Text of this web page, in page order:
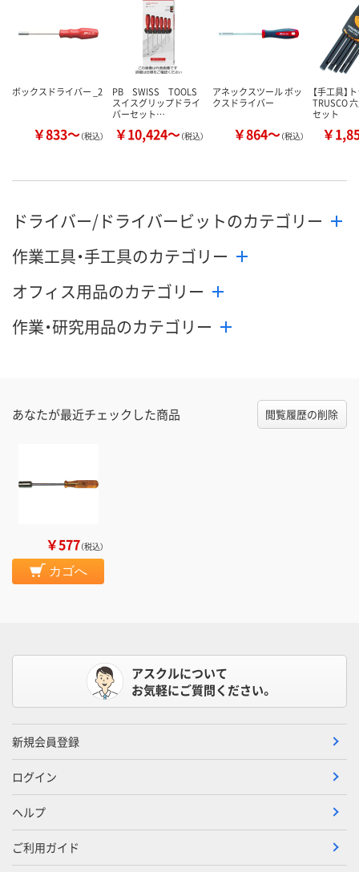
カゴへ カ
ボックスドライバー _2
￥833～（税込）
PB SWISS TOOLS
スイスグリップドライ
バーセット…
￥10,424～（税込）
アネックスツール ボッ
クスドライバー
￥864～（税込）
【手工具】
TRUSCO
セット
￥
ドライバー/ドライバービットのカテゴリー
作業工具・手工具のカテゴリー
オフィス用品のカテゴリー
作業・研究用品のカテゴリー
あなたが最近チェックした商品 閲覧履歴の削除
￥577（税込）
カゴへ
アスクルについて
お気軽にご質問ください。
新規会員登録
ログイン
ヘルプ
ご利用ガイド